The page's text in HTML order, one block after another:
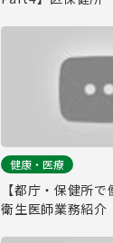
健康・医療
【都庁・保健所
衛生医師業務紹介